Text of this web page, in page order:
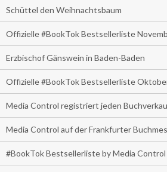
Schüttel den Weihnachtsbaum
Offizielle #BookTok Bestsellerliste
Erzbischof Gänswein in Baden-Baden
Offizielle #BookTok Bestsellerliste
Media Control registriert jeden
Media Control auf der Frankfurter
#BookTok Bestsellerliste by Media